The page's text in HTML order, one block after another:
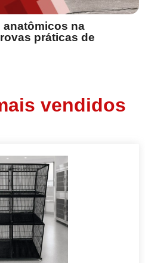
anatômicos na
práticas de
vendidos